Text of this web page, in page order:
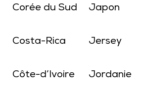
Corée du Sud Japon
Costa-Rica Jersey
Côte-d’Ivoire Jordanie